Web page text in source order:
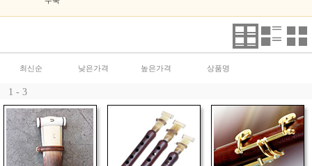
최신순 낮은가격 높은가격 상품명
1 - 3